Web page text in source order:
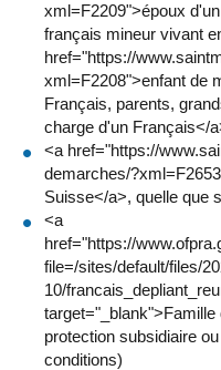
xml=F2209">époux
français mineur vivant
href="https://
xml=F2208">enfant de
Français, parents,
charge d'un Français</
<a href="https://
demarches/
Suisse</a>, quelle que
<a
href="https://
file=/sites/default/files/
10/
protection subsidiaire
conditions)